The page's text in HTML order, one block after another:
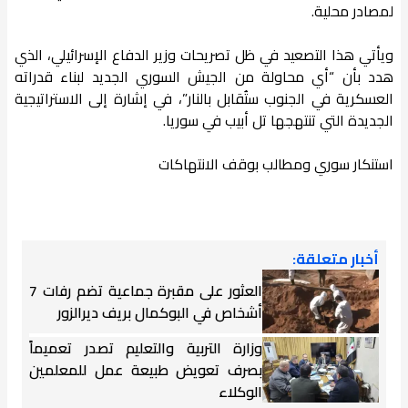
لمصادر محلية.
ويأتي هذا التصعيد في ظل تصريحات وزير الدفاع الإسرائيلي، الذي
هدد بأن “أي محاولة من الجيش السوري الجديد لبناء قدراته
العسكرية في الجنوب ستُقابل بالنار”، في إشارة إلى الاستراتيجية
الجديدة التي تنتهجها تل أبيب في سوريا.
استنكار سوري ومطالب بوقف الانتهاكات
أخبار متعلقة:
العثور على مقبرة جماعية تضم رفات 7
أشخاص في البوكمال بريف ديرالزور
وزارة التربية والتعليم تصدر تعميماً
بصرف تعويض طبيعة عمل للمعلمين
الوكلاء